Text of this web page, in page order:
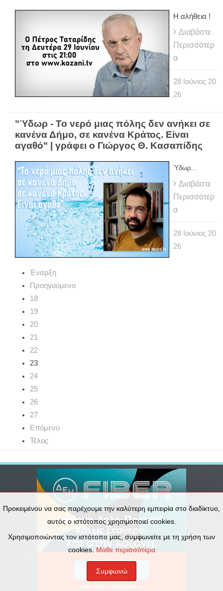
Η αλήθεια !
Διαβάστε
Περισσότερ
α
28 Ιούνιος 20
26
"Ύδωρ - Το νερό μιας πόλης δεν ανήκει σε
κανένα Δήμο, σε κανένα Κράτος. Είναι
αγαθό" | γράφει ο Γιώργος Θ. Κασαπίδης
Ύδωρ...
Διαβάστε
Περισσότερ
α
28 Ιούνιος 20
26
Έναρξη
Προηγούμενο
18
19
20
21
22
23
24
25
26
27
Επόμενο
Τέλος
Προκειμένου να σας παρέχουμε την καλύτερη εμπειρία στο διαδίκτυο,
αυτός ο ιστότοπος χρησιμοποιεί cookies.
Χρησιμοποιώντας τον ιστότοπο μας, συμφωνείτε με τη χρήση των
cookies. Μάθε περισσότερα
Συμφωνώ